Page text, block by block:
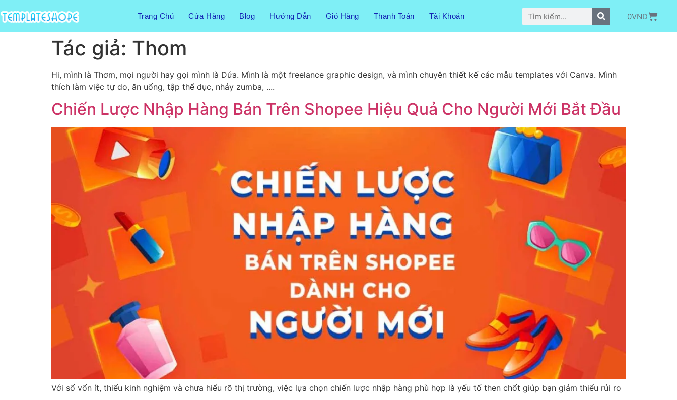
Trang Chủ Cửa Hàng Blog Hướng Dẫn Giỏ Hàng Thanh Toán Tài Khoản 0VND
Tác giả: Thom
Hi, mình là Thơm, mọi người hay gọi mình là Dứa. Mình là một freelance graphic design, và mình chuyên thiết kế các mẫu templates với Canva. Mình
thích làm việc tự do, ăn uống, tập thể dục, nhảy zumba, ....
Chiến Lược Nhập Hàng Bán Trên Shopee Hiệu Quả Cho Người Mới Bắt Đầu
Với số vốn ít, thiếu kinh nghiệm và chưa hiểu rõ thị trường, việc lựa chọn chiến lược nhập hàng phù hợp là yếu tố then chốt giúp bạn giảm thiểu rủi ro